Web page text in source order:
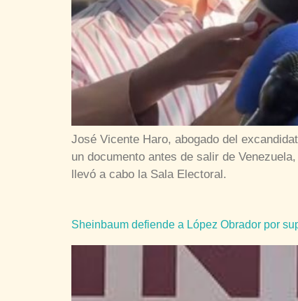
José Vicente Haro, abogado del
un documento antes de salir de
llevó a cabo la Sala Electoral.
Sheinbaum defiende a López Obrador por